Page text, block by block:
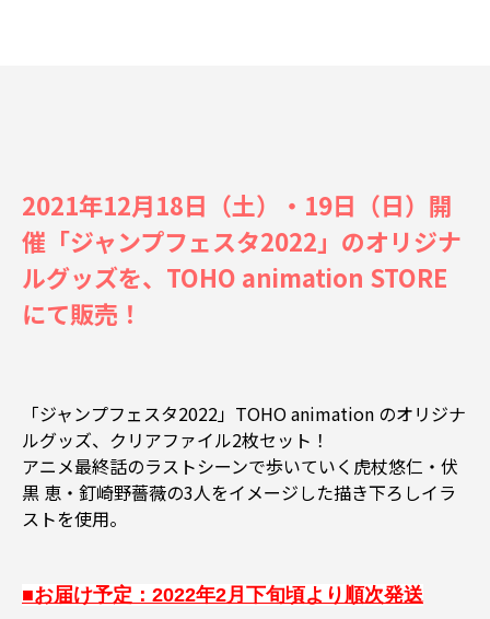
2021年12月18日（土）・19日（日）開
催「ジャンプフェスタ2022」のオリジナ
ルグッズを、TOHO animation STORE
にて販売！
「ジャンプフェスタ2022」TOHO animation のオリジナ
ルグッズ、クリアファイル2枚セット！
アニメ最終話のラストシーンで歩いていく虎杖悠仁・伏
黒 恵・釘崎野薔薇の3人をイメージした描き下ろしイラ
ストを使用。
■お届け予定：2022年2月下旬頃より順次発送